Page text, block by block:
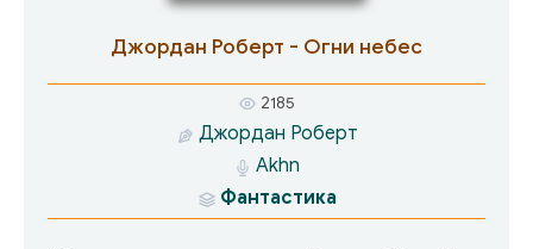
Джордан Роберт - Огни небес
2185
Джордан Роберт
Akhn
Фантастика